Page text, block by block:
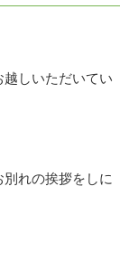
しいただいてい
れの挨拶をしに